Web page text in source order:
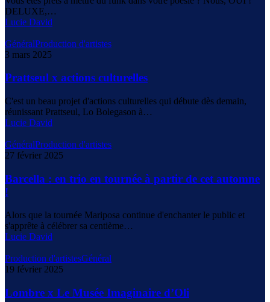
DELUXE,…
Lucie David
GénéralProduction d'artistes
3 mars 2025
Prattseul x actions culturelles
C'est un beau projet d'actions culturelles qui débute dès demain,
réunissant Prattseul, Lo Bolegason à…
Lucie David
GénéralProduction d'artistes
27 février 2025
Barcella : en trio en tournée à partir de cet automne
!
Alors que la tournée Mariposa continue d'enchanter le public et
s'apprête à célébrer sa centième…
Lucie David
Production d'artistesGénéral
19 février 2025
Lombre x Le Musée Imaginaire d’Oli